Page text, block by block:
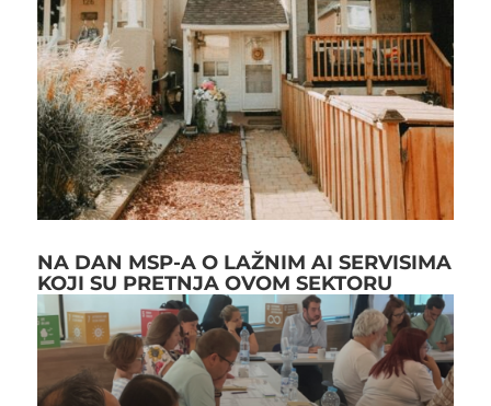
NA DAN MSP-A O LAŽNIM AI SERVISIMA
KOJI SU PRETNJA OVOM SEKTORU